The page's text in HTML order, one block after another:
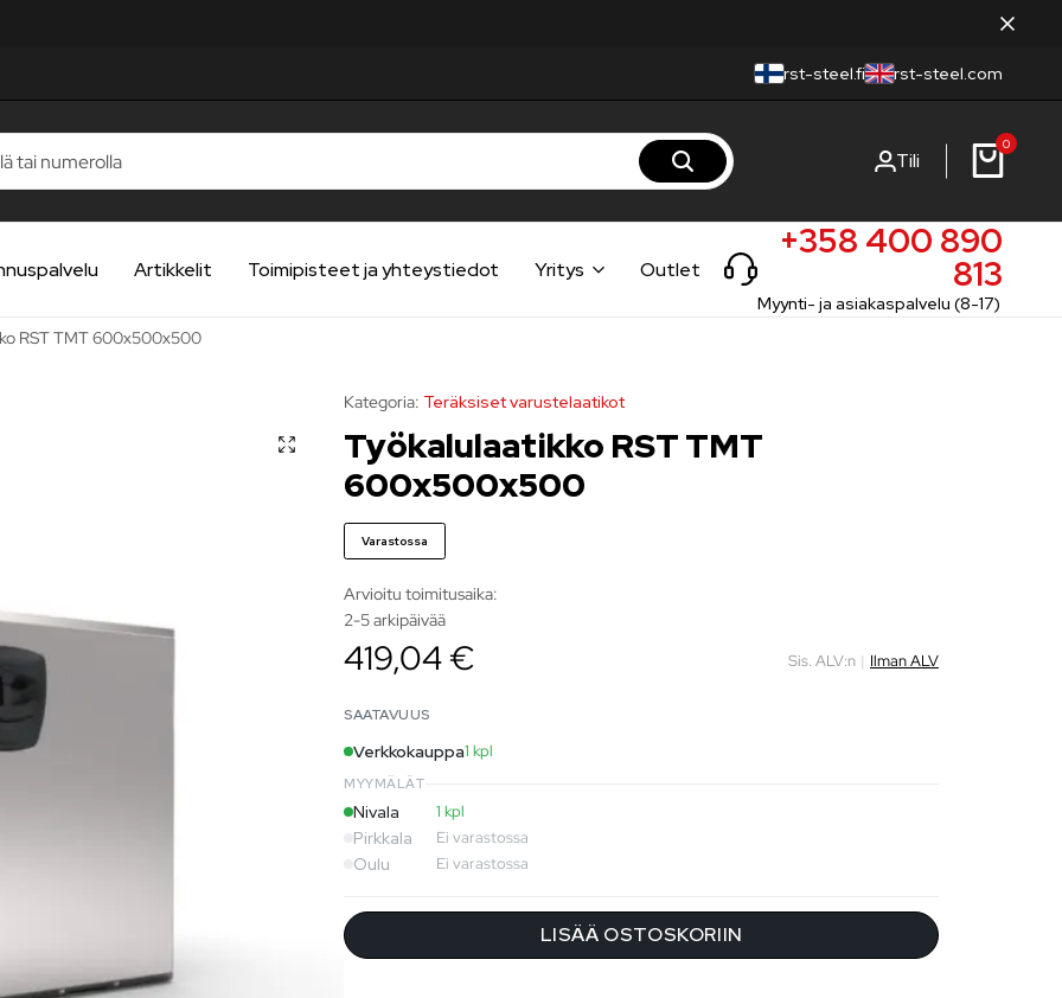
rst-steel.fi rst-steel.com
Tili
0
Artikkelit Toimipisteet ja yhteystiedot Yritys Outlet
+358 400 890
813
Myynti- ja asiakaspalvelu (8-17)
RST TMT 600x500x500
Kategoria: Teräksiset varustelaatikot
Työkalulaatikko RST TMT
600x500x500
Varastossa
Arvioitu toimitusaika:
2-5 arkipäivää
419,04 € Sis. ALV:n | Ilman ALV
SAATAVUUS
Verkkokauppa1 kpl
MYYMÄLÄT
Nivala 1 kpl
Pirkkala Ei varastossa
Oulu Ei varastossa
LISÄÄ OSTOSKORIIN